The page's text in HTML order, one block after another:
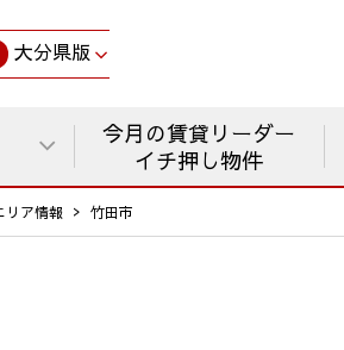
大分県版
今月の賃貸リーダー
イチ押し物件
リア情報 竹田市